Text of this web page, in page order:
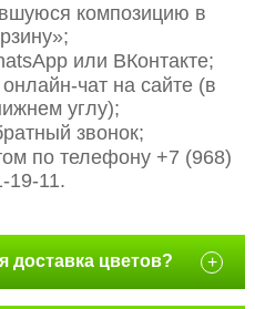
композицию в
или ВКонтакте;
чат на сайте (в
углу);
звонок;
по телефону +7 (968)
19-11.
доставка цветов? +